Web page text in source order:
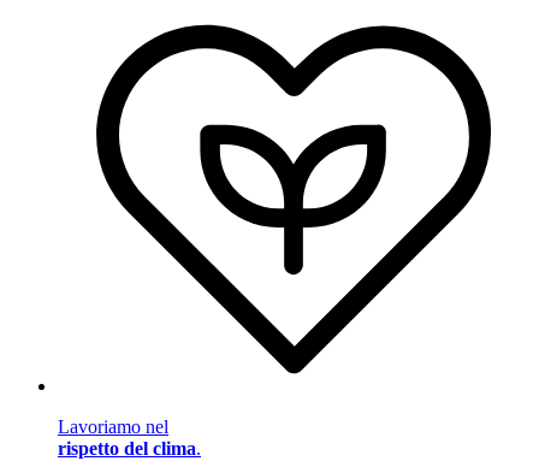
Lavoriamo nel
rispetto del clima.